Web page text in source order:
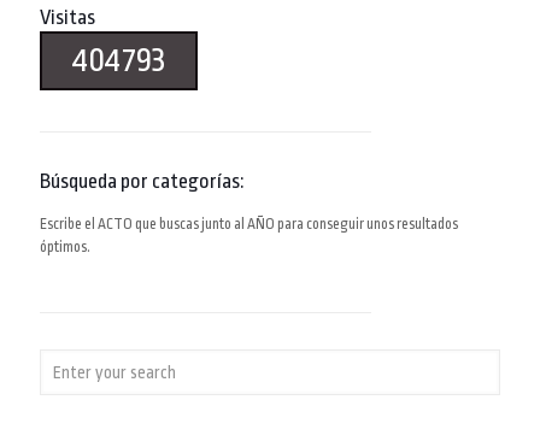
Visitas
404793
Búsqueda por categorías:
Escribe el ACTO que buscas junto al AÑO para conseguir unos resultados
óptimos.